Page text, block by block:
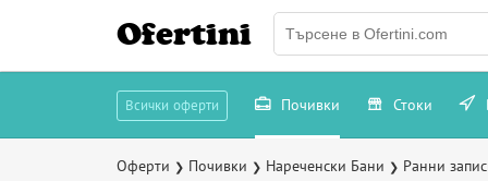
Ofertini
Всички оферти Почивки Стоки
Оферти ❯ Почивки ❯ Нареченски Бани ❯ Ранни